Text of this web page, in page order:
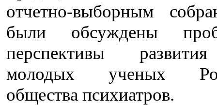
отчетно-выборным
были обсуждены
перспективы
молодых ученых
общества психиатров.